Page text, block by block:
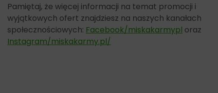
Pamiętaj, że więcej informacji na temat promocji i
wyjątkowych ofert znajdziesz na naszych kanałach
społecznościowych: Facebook/miskakarmypl oraz
Instagram/miskakarmy.pl/